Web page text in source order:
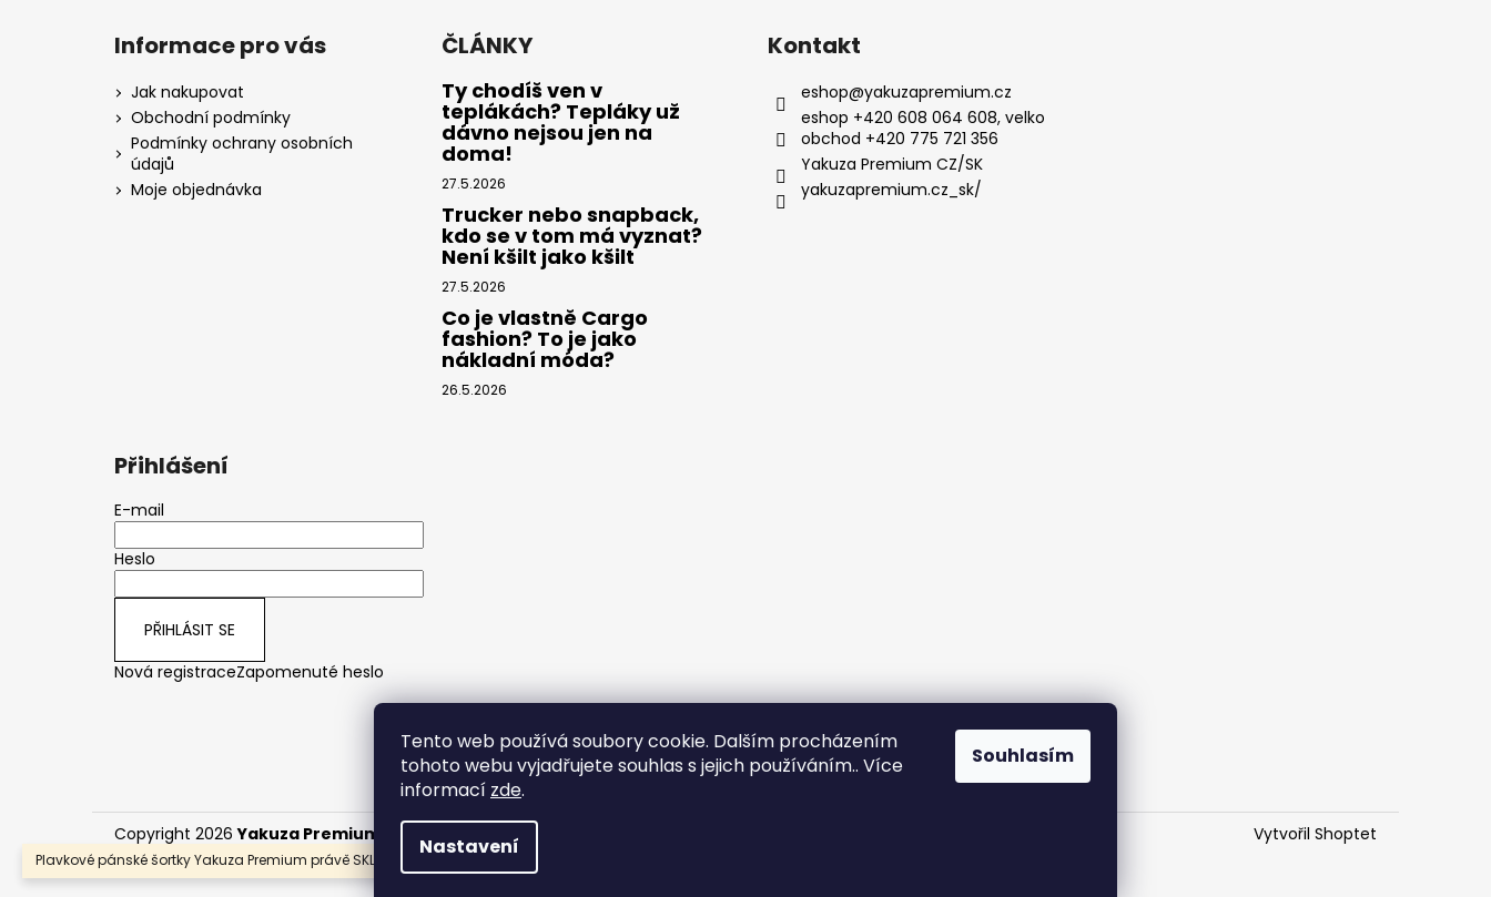
Tento web používá soubory cookie. Dalším procházením
tohoto webu vyjadřujete souhlas s jejich používáním.. Více
informací zde.
Nastavení
Souhlasím
Plavkové pánské šortky Yakuza Premium právě SKLADEM
Informace pro vás
Jak nakupovat
Obchodní podmínky
Podmínky ochrany osobních
údajů
Moje objednávka
ČLÁNKY
Ty chodíš ven v
teplákách? Tepláky už
dávno nejsou jen na
doma!
27.5.2026
Trucker nebo snapback,
kdo se v tom má vyznat?
Není kšilt jako kšilt
27.5.2026
Co je vlastně Cargo
fashion? To je jako
nákladní móda?
26.5.2026
Kontakt
eshop@yakuzapremium.cz
eshop +420 608 064 608, velko
obchod +420 775 721 356
Yakuza Premium CZ/SK
yakuzapremium.cz_sk/
Přihlášení
E-mail
Heslo
PŘIHLÁSIT SE
Nová registraceZapomenuté heslo
yps
Vytvořil Shoptet
Copyright 2026Yakuza Premium CZ/SK . Všechna práva vyhrazena.